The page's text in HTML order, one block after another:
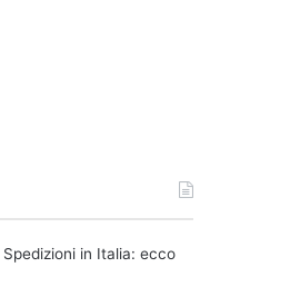
in Italia: ecco